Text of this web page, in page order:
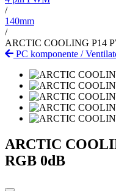
/
140mm
/
ARCTIC COOLING P14
PC komponente /
ARCTIC
RGB 0dB